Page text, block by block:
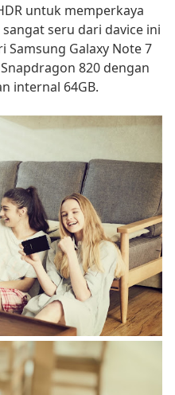
untuk memperkaya
seru dari davice ini
Samsung Galaxy Note 7
820 dengan
internal 64GB.